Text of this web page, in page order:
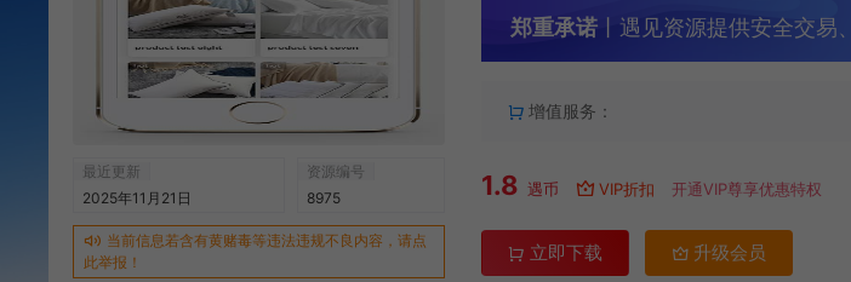
最近更新
2025年11月21日
资源编号
8975
当前信息若含有黄赌毒等违法违规不良内容，请点
此举报！
郑重承诺 丨遇见资源提供安全交易
增值服务：
1.8 遇币 VIP折扣 开通VIP尊享优惠特权
立即下载 升级会员